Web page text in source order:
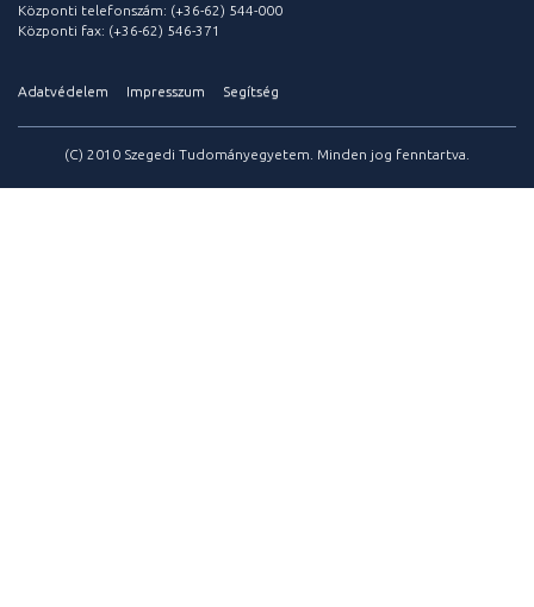
Központi telefonszám: (+36-62) 544-000
Központi fax: (+36-62) 546-371
Adatvédelem Impresszum Segítség
(C) 2010 Szegedi Tudományegyetem. Minden jog fenntartva.